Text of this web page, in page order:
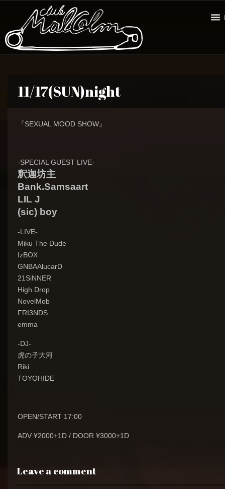
11/17(SUN)night
『SEXUAL MOOD SHOW』
-SPECIAL GUEST LIVE-
釈迦坊主
Bank.Samsaart
LIL J
(sic) boy
-LIVE-
Miku The Dude
IzBOX
GNBAAlucarD
21SiNNER
High Drop
NovelMob
FRI3NDS
emma
-DJ-
虎の子大河
Riki
TOYOHIDE
OPEN/START 17:00
ADV ¥2000+1D / DOOR ¥3000+1D
Leave a comment